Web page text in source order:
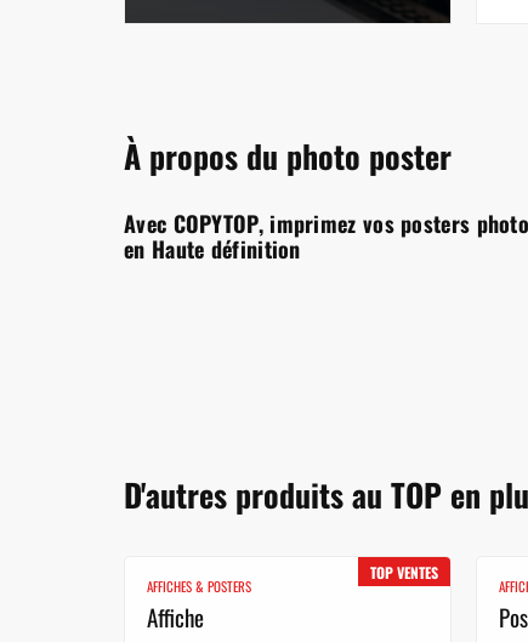
À propos du photo poster
Avec COPYTOP, imprimez vos posters photo
en Haute définition
D'autres produits au TOP en
TOP VENTES
AFFICHES & POSTERS
Affiche